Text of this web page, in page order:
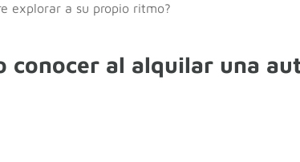
explorar a su propio ritmo?
conocer al alquilar una